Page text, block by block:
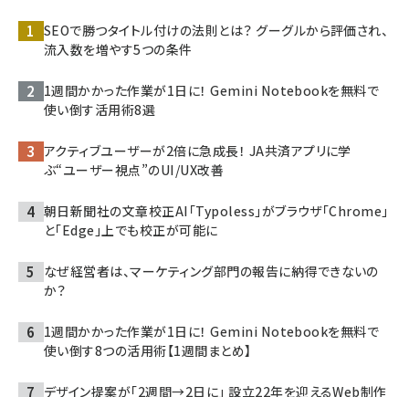
SEOで勝つタイトル付けの法則とは？ グーグルから評価され、
流入数を増やす5つの条件
1週間かかった作業が1日に！ Gemini Notebookを無料で
使い倒す活用術8選
アクティブユーザーが2倍に急成長！ JA共済アプリに学
ぶ“ユーザー視点”のUI/UX改善
朝日新聞社の文章校正AI「Typoless」がブラウザ「Chrome」
と「Edge」上でも校正が可能に
なぜ経営者は、マーケティング部門の報告に納得できないの
か？
1週間かかった作業が1日に！ Gemini Notebookを無料で
使い倒す8つの活用術【1週間まとめ】
デザイン提案が「2週間→2日に」 設立22年を迎えるWeb制作